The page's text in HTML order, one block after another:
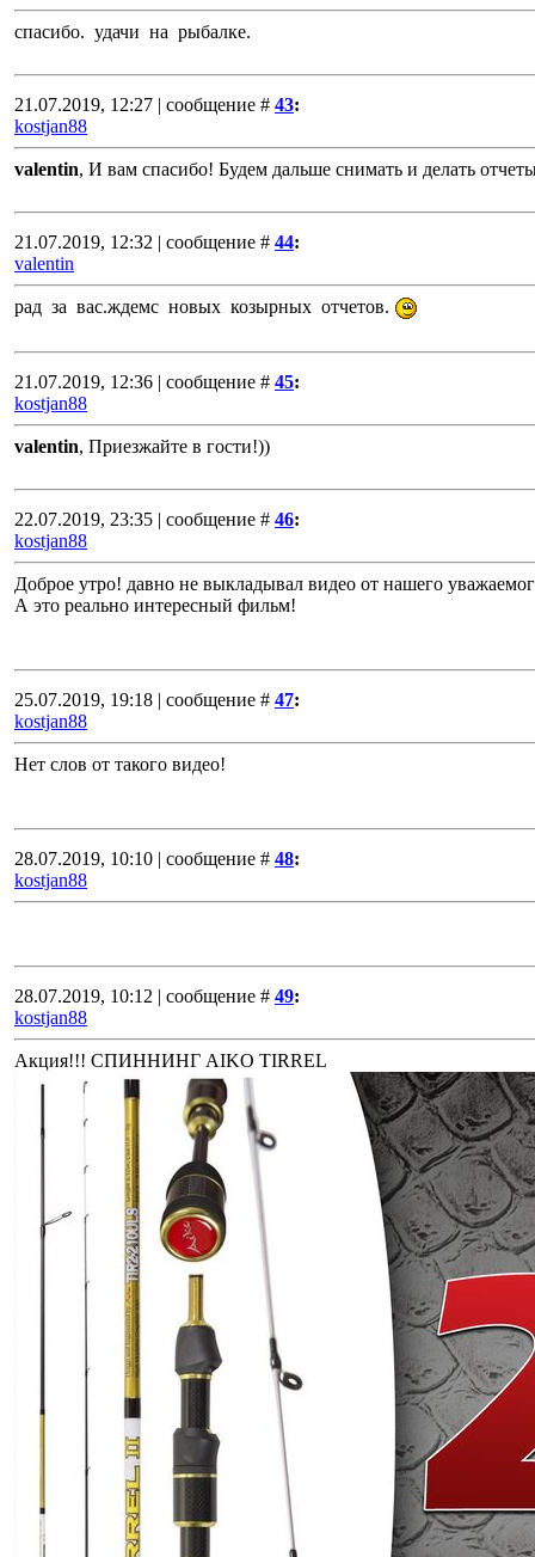
спасибо. удачи на рыбалке.
21.07.2019, 12:27 | сообщение # 43:
kostjan88
valentin, И вам спасибо! Будем дальше снимать и делать
21.07.2019, 12:32 | сообщение # 44:
valentin
рад за вас.ждемс новых козырных отчетов.
21.07.2019, 12:36 | сообщение # 45:
kostjan88
valentin, Приезжайте в гости!))
22.07.2019, 23:35 | сообщение # 46:
kostjan88
Доброе утро! давно не выкладывал видео от нашего
А это реально интересный фильм!
25.07.2019, 19:18 | сообщение # 47:
kostjan88
Нет слов от такого видео!
28.07.2019, 10:10 | сообщение # 48:
kostjan88
28.07.2019, 10:12 | сообщение # 49:
kostjan88
Акция!!! СПИННИНГ AIKO TIRREL